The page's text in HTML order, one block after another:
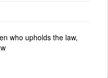
who upholds the law,